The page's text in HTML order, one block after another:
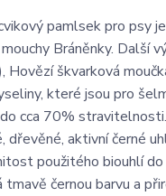
pamlsek pro psy
Bráněnky. Další
škvarková
které jsou pro
cca 70%
dřevěné, aktivní černé
použitého biouhlí
tmavě černou barvu a